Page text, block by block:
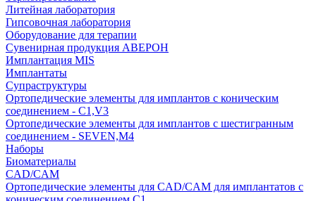
Литейная лаборатория
Гипсовочная лаборатория
Оборудование для терапии
Сувенирная продукция АВЕРОН
Имплантация MIS
Имплантаты
Супраструктуры
Ортопедические элементы для имплантов с коническим
соединением - C1,V3
Ортопедические элементы для имплантов с шестигранным
соединением - SEVEN,M4
Наборы
Биоматериалы
CAD/CAM
Ортопедические элементы для CAD/CAM для имплантатов с